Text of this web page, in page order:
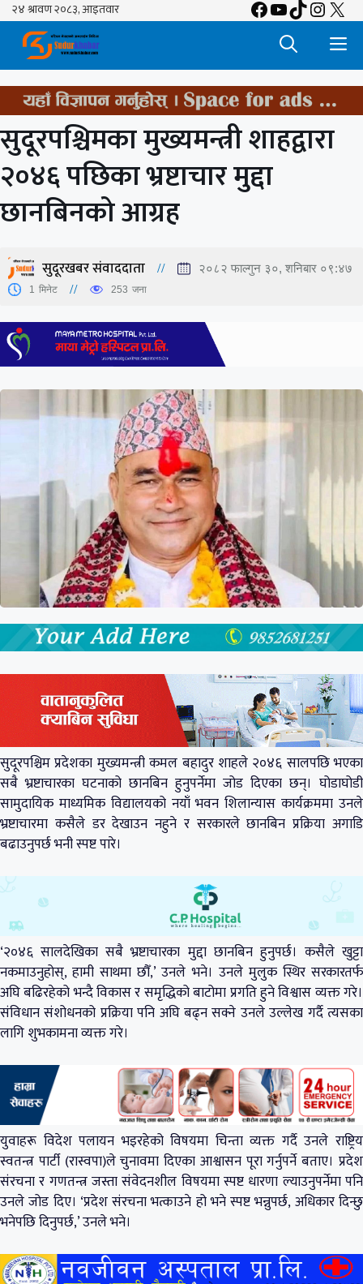
Skip
content
Facebook
YouTube
TikTok
X
सुदूरपश्चिमका मुख्यमन्त्री शाहद्वारा
२०४६ पछिका भ्रष्टाचार मुद्दा
छानबिनको आग्रह
सुदूरखबर संवाददाता २०८२ फाल्गुन ३०, शनिबार ०९:४७
1 मिनेट 253 जना
सुदूरपश्चिम प्रदेशका मुख्यमन्त्री कमल बहादुर शाहले २०४६ सालपछि भएका
सबै भ्रष्टाचारका घटनाको छानबिन हुनुपर्नेमा जोड दिएका छन्। घोडाघोडी
सामुदायिक माध्यमिक विद्यालयको नयाँ भवन शिलान्यास कार्यक्रममा उनले
भ्रष्टाचारमा कसैले डर देखाउन नहुने र सरकारले छानबिन प्रक्रिया अगाडि
बढाउनुपर्छ भनी स्पष्ट पारे।
‘२०४६ सालदेखिका सबै भ्रष्टाचारका मुद्दा छानबिन हुनुपर्छ। कसैले खुट्टा
नकमाउनुहोस्, हामी साथमा छौँ,’ उनले भने। उनले मुलुक स्थिर सरकारतर्फ
अघि बढिरहेको भन्दै विकास र समृद्धिको बाटोमा प्रगति हुने विश्वास व्यक्त गरे।
संविधान संशोधनको प्रक्रिया पनि अघि बढ्न सक्ने उनले उल्लेख गर्दै त्यसका
लागि शुभकामना व्यक्त गरे।
युवाहरू विदेश पलायन भइरहेको विषयमा चिन्ता व्यक्त गर्दै उनले राष्ट्रिय
स्वतन्त्र पार्टी (रास्वपा)ले चुनावमा दिएका आश्वासन पूरा गर्नुपर्ने बताए। प्रदेश
संरचना र गणतन्त्र जस्ता संवेदनशील विषयमा स्पष्ट धारणा ल्याउनुपर्नेमा पनि
उनले जोड दिए। ‘प्रदेश संरचना भत्काउने हो भने स्पष्ट भन्नुपर्छ, अधिकार दिन्छु
भनेपछि दिनुपर्छ,’ उनले भने।